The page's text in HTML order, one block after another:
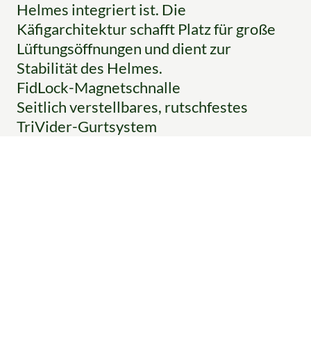
Helmes integriert ist. Die
Käfigarchitektur schafft Platz für große
Lüftungsöffnungen und dient zur
Stabilität des Helmes.
FidLock-Magnetschnalle
Seitlich verstellbares, rutschfestes
TriVider-Gurtsystem